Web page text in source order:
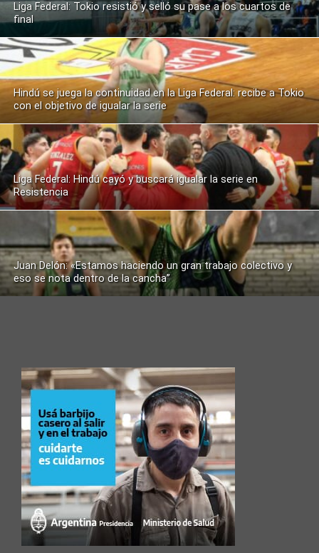
Liga Federal: Tokio resistió y selló su pase a los cuartos de
final
Hindú se juega la continuidad en la Liga Federal: recibe a Tokio
con el objetivo de igualar la serie
Liga Federal: Hindú cayó y buscará igualar la serie en
Resistencia
Juan Delón: «Estamos haciendo un gran trabajo colectivo y
eso se nota dentro de la cancha”